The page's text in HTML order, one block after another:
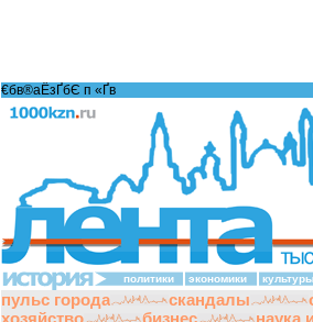
€бв®аЁзҐбЄ п «Ґ­в
политики экономики культуры
пульс города скандалы
хозяйство
бизнес наука